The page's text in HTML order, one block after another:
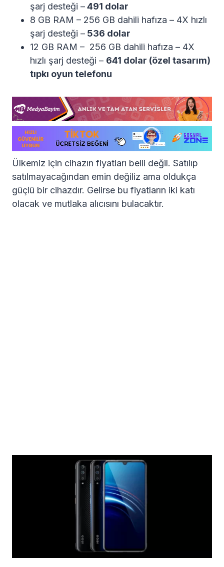
şarj desteği –491 dolar
8 GB RAM – 256 GB dahili hafıza – 4X hızlı
şarj desteği – 536 dolar
12 GB RAM – 256 GB dahili hafıza – 4X
hızlı şarj desteği – 641 dolar (özel tasarım)
tıpkı oyun telefonu
Ülkemiz için cihazın fiyatları belli değil. Satılıp
satılmayacağından emin değiliz ama oldukça
güçlü bir cihazdır. Gelirse bu fiyatların iki katı
olacak ve mutlaka alıcısını bulacaktır.